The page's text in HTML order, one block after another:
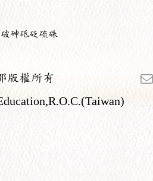
砷砥砭硫硃
版權所有